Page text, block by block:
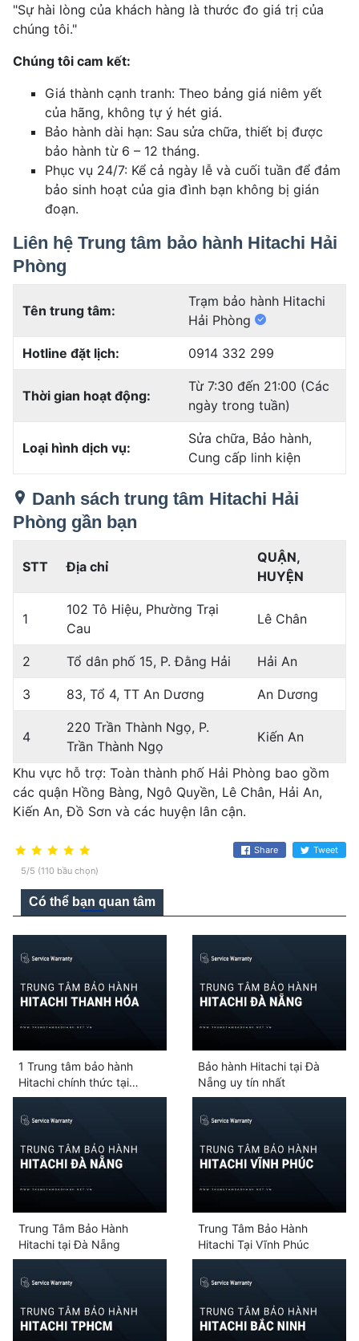
"Sự hài lòng của khách hàng là thước đo giá trị của
chúng tôi."
Chúng tôi cam kết:
Giá thành cạnh tranh: Theo bảng giá niêm yết
của hãng, không tự ý hét giá.
Bảo hành dài hạn: Sau sửa chữa, thiết bị được
bảo hành từ 6 – 12 tháng.
Phục vụ 24/7: Kể cả ngày lễ và cuối tuần để đảm
bảo sinh hoạt của gia đình bạn không bị gián
đoạn.
Liên hệ Trung tâm bảo hành Hitachi Hải
Phòng
Tên trung tâm:
Trạm bảo hành Hitachi
Hải Phòng
Hotline đặt lịch: 0914 332 299
Thời gian hoạt động:
Từ 7:30 đến 21:00 (Các
ngày trong tuần)
Loại hình dịch vụ:
Sửa chữa, Bảo hành,
Cung cấp linh kiện
Danh sách trung tâm Hitachi Hải
Phòng gần bạn
STT Địa chỉ
QUẬN,
HUYỆN
1
102 Tô Hiệu, Phường Trại
Cau
Lê Chân
2 Tổ dân phố 15, P. Đằng Hải Hải An
3 83, Tổ 4, TT An Dương An Dương
4
220 Trần Thành Ngọ, P.
Trần Thành Ngọ
Kiến An
Khu vực hỗ trợ: Toàn thành phố Hải Phòng bao gồm
các quận Hồng Bàng, Ngô Quyền, Lê Chân, Hải An,
Kiến An, Đồ Sơn và các huyện lân cận.
5/5 (110 bầu chọn)
Share Tweet
Có thể bạn quan tâm
1 Trung tâm bảo hành
Hitachi chính thức tại
Thanh Hóa | Hỗ trợ 24/7
Bảo hành Hitachi tại Đà
Nẵng uy tín nhất
Trung Tâm Bảo Hành
Hitachi tại Đà Nẵng
Trung Tâm Bảo Hành
Hitachi Tại Vĩnh Phúc